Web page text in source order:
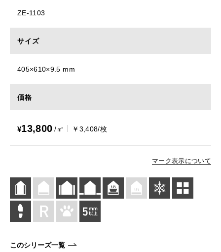
ZE-1103
サイズ
405×610×9.5 mm
価格
¥13,800 /㎡ ￥3,408/枚
マーク表示について
このシリーズ一覧